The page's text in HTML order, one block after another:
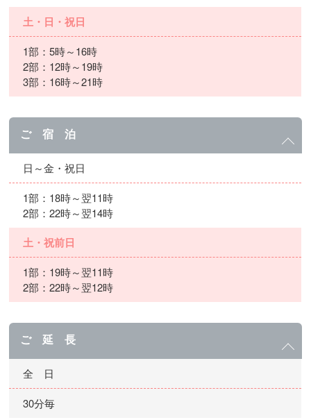
土・日・祝日
1部：5時～16時
2部：12時～19時
3部：16時～21時
ご 宿 泊
日～金・祝日
1部：18時～翌11時
2部：22時～翌14時
土・祝前日
1部：19時～翌11時
2部：22時～翌12時
ご 延 長
全 日
30分毎